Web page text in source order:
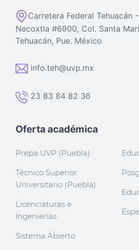
Carretera Federal Tehuacán
Necoxtla #6900, Col. Santa
Tehuacán, Pue. México
info.teh@uvp.mx
23 83 84 82 36
Oferta académica
Prepa UVP (Puebla)
Técnico Superior
Universitario (Puebla)
Licenciaturas e
Ingenierías
Sistema Abierto